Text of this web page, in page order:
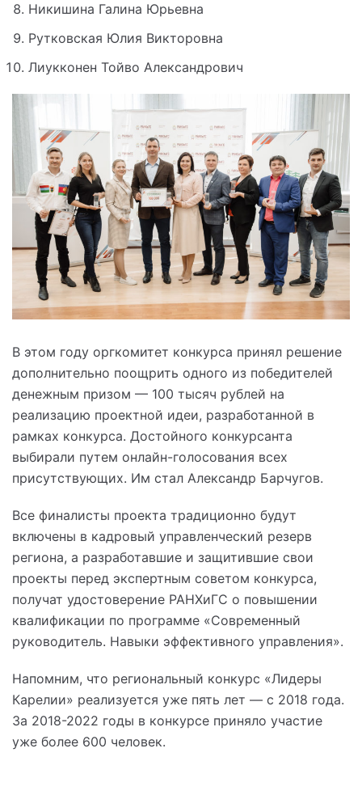
Никишина Галина Юрьевна
Рутковская Юлия Викторовна
Лиукконен Тойво Александрович
В этом году оргкомитет конкурса принял решение
дополнительно поощрить одного из победителей
денежным призом — 100 тысяч рублей на
реализацию проектной идеи, разработанной в
рамках конкурса. Достойного конкурсанта
выбирали путем онлайн-голосования всех
присутствующих. Им стал Александр Барчугов.
Все финалисты проекта традиционно будут
включены в кадровый управленческий резерв
региона, а разработавшие и защитившие свои
проекты перед экспертным советом конкурса,
получат удостоверение РАНХиГС о повышении
квалификации по программе «Современный
руководитель. Навыки эффективного управления».
Напомним, что региональный конкурс «Лидеры
Карелии» реализуется уже пять лет — с 2018 года.
За 2018-2022 годы в конкурсе приняло участие
уже более 600 человек.